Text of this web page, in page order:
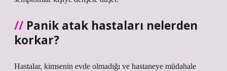
Panik atak hastaları nelerden
korkar?
Hastalar, kimsenin evde olmadığı ve hastaneye müdahale